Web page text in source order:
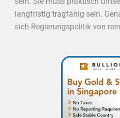
langfristig tragfähig sein.
sich Regierungspolitik von